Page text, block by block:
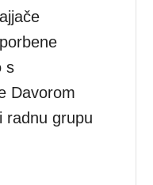
s
Davorom
radnu grupu